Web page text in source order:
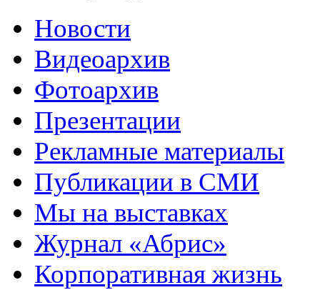
Новости
Видеоархив
Фотоархив
Презентации
Рекламные материалы
Публикации в СМИ
Мы на выставках
Журнал «Абрис»
Корпоративная жизнь